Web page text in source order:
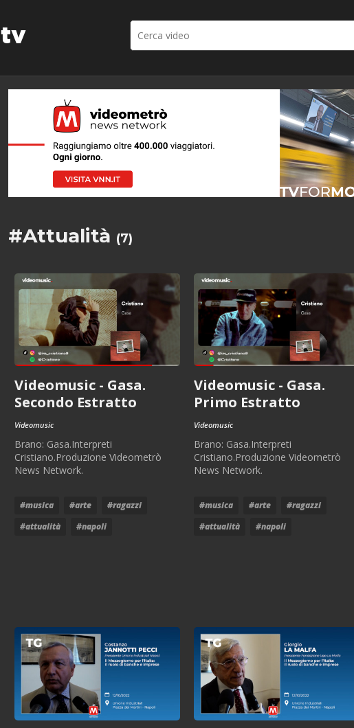
tv
#Attualità (7)
Videomusic - Gasa.
Secondo Estratto
Videomusic
Brano: Gasa.Interpreti
Cristiano.Produzione Videometrò
News Network.
#musica #arte
#ragazzi
#attualità
#napoli
Videomusic - Gasa.
Primo Estratto
Videomusic
Brano: Gasa.Interpreti
Cristiano.Produzione Videometrò
News Network.
#musica #arte
#ragazzi
#attualità
#napoli